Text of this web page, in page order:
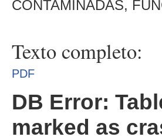
CONTAMINADAS,
Texto completo:
PDF
DB Error:
marked as